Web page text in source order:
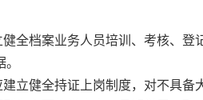
全档案业务人员培训、考核、登
立健全持证上岗制度，对不具